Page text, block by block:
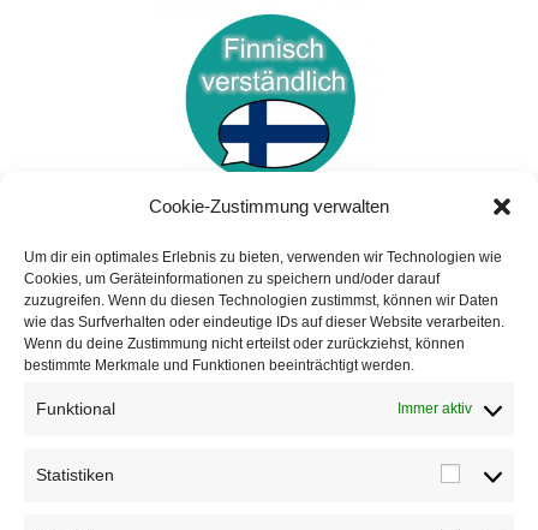
Cookie-Zustimmung verwalten
Um dir ein optimales Erlebnis zu bieten, verwenden wir Technologien wie
Cookies, um Geräteinformationen zu speichern und/oder darauf
zuzugreifen. Wenn du diesen Technologien zustimmst, können wir Daten
wie das Surfverhalten oder eindeutige IDs auf dieser Website verarbeiten.
Wenn du deine Zustimmung nicht erteilst oder zurückziehst, können
bestimmte Merkmale und Funktionen beeinträchtigt werden.
Funktional Immer aktiv
Statistiken
Kontakt
Email:
finnpottblog@gmail.com